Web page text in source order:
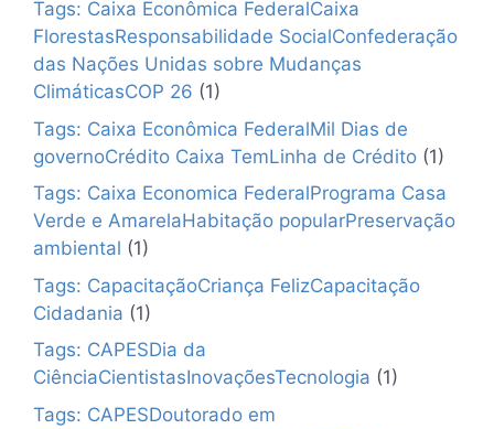
Tags: Caixa Econômica FederalCaixa
FlorestasResponsabilidade SocialConfederação
das Nações Unidas sobre Mudanças
ClimáticasCOP 26 (1)
Tags: Caixa Econômica FederalMil Dias de
governoCrédito Caixa TemLinha de Crédito (1)
Tags: Caixa Economica FederalPrograma Casa
Verde e AmarelaHabitação popularPreservação
ambiental (1)
Tags: CapacitaçãoCriança FelizCapacitação
Cidadania (1)
Tags: CAPESDia da
CiênciaCientistasInovaçõesTecnologia (1)
Tags: CAPESDoutorado em